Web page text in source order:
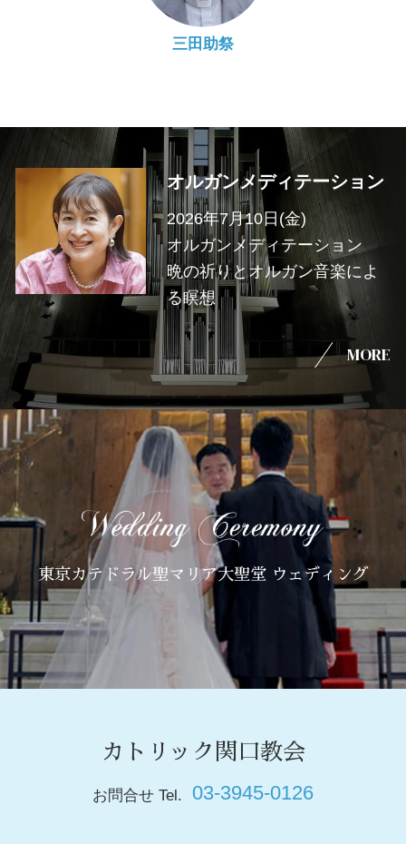
三田助祭
オルガンメディテーション
2026年7月10日(金)
オルガンメディテーション
晩の祈りとオルガン音楽によ
る瞑想
MORE
東京カテドラル聖マリア大聖堂 ウェディング
カトリック関口教会
お問合せ Tel. 03-3945-0126